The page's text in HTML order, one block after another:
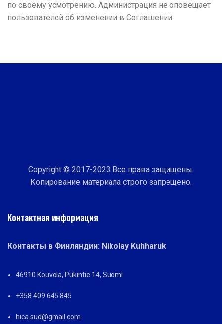
по своему усмотрению. Администрация не оповещает
пользователей об изменении в Соглашении.
Copyright © 2017-2023 Все права защищены.
Копирование материала строго запрещено.
Контактная информация
Контакты в Финляндии: Nikolay Kuhharuk
46910 Kouvola, Pukintie 14, Suomi
+358 409 645 845
hica.sud@gmail.com